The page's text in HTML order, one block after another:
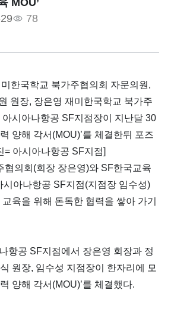
MOU’
78
한국학교 북가주협의회 자문의원,
원장, 장은영 재미한국학교 북가주
시아나항공 SF지점장이 지난달 30
양해 각서(MOU)’를 체결한뒤 포즈
= 아시아나항공 SF지점]
협의회(회장 장은영)와 SF한국교육
시아나항공 SF지점(지점장 임수성)
육을 위해 돈독한 협력을 쌓아 가기
항공 SF지점에서 장은영 회장과 정
원장, 임수성 지점장이 한자리에 모
양해 각서(MOU)’를 체결했다.